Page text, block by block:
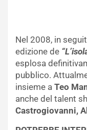
Nel 2008, in
edizione de
esplosa
pubblico.
insieme a Teo
anche del talent
Castrogiovanni,